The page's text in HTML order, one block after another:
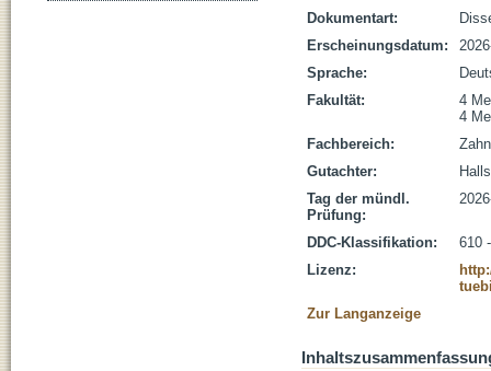
Dokumentart:
Erscheinungsdatum:
Sprache:
Fakultät:
4
4
Fachbereich:
Gutachter:
Tag der mündl.
Prüfung:
DDC-Klassifikation:
610
Lizenz:
Zur Langanzeige